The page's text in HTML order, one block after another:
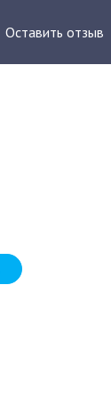
Оставить отзыв